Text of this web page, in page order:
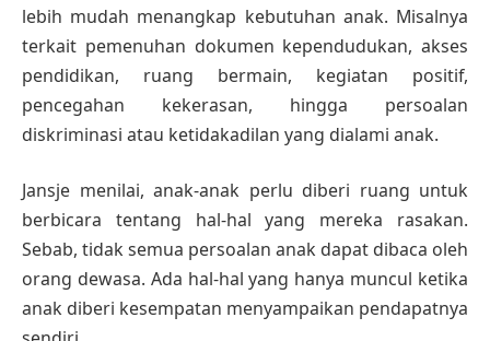
lebih mudah menangkap kebutuhan anak. Misalnya
terkait pemenuhan dokumen kependudukan, akses
pendidikan, ruang bermain, kegiatan positif,
pencegahan kekerasan, hingga persoalan
diskriminasi atau ketidakadilan yang dialami anak.
Jansje menilai, anak-anak perlu diberi ruang untuk
berbicara tentang hal-hal yang mereka rasakan.
Sebab, tidak semua persoalan anak dapat dibaca oleh
orang dewasa. Ada hal-hal yang hanya muncul ketika
anak diberi kesempatan menyampaikan pendapatnya